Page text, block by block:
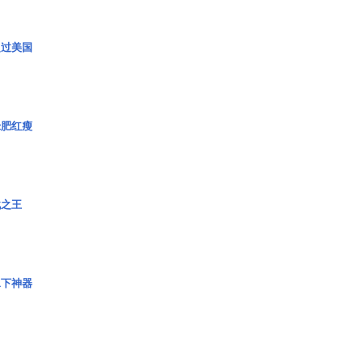
美国
红瘦
王
神器